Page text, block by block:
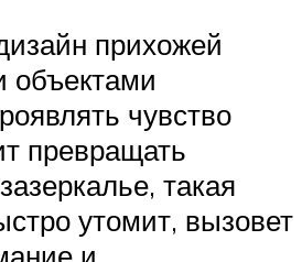
прихожей
чувство
превращать
такая
утомит, вызовет